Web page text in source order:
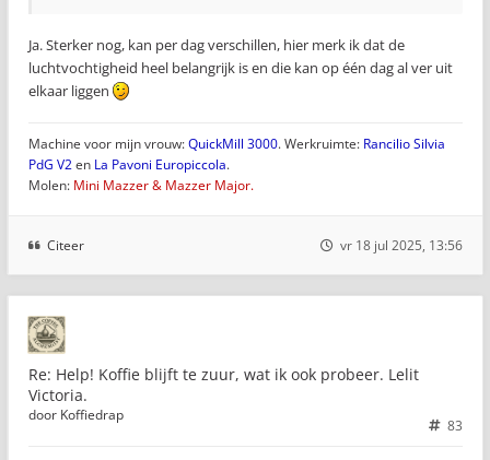
Ja. Sterker nog, kan per dag verschillen, hier merk ik dat de
luchtvochtigheid heel belangrijk is en die kan op één dag al ver uit
elkaar liggen
Machine voor mijn vrouw:QuickMill 3000. Werkruimte: Rancilio Silvia
PdG V2en La Pavoni Europiccola.
Molen: Mini Mazzer & Mazzer Major.
Citeer vr 18 jul 2025, 13:56
Re: Help! Koffie blijft te zuur, wat ik ook probeer. Lelit
Victoria.
83
door Koffiedrap